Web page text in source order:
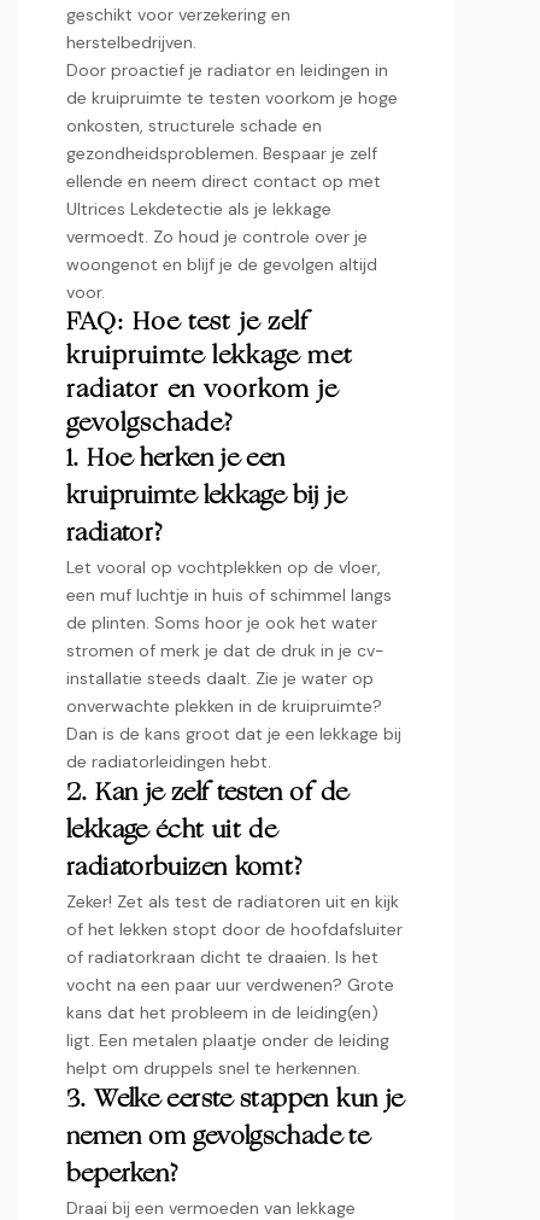
geschikt voor verzekering en
herstelbedrijven.​
Door proactief je radiator en leidingen in
de kruipruimte te testen voorkom je hoge
onkosten, structurele schade en
gezondheidsproblemen.​ Bespaar je zelf
ellende en neem direct contact op met
Ultrices Lekdetectie als je lekkage
vermoedt.​ Zo houd je controle over je
woongenot en blijf je de gevolgen altijd
voor.​
FAQ: Hoe test je zelf
kruipruimte lekkage met
radiator en voorkom je
gevolgschade?
1.​ Hoe herken je een
kruipruimte lekkage bij je
radiator?
Let vooral op vochtplekken op de vloer,
een muf luchtje in huis of schimmel langs
de plinten.​ Soms hoor je ook het water
stromen of merk je dat de druk in je cv-
installatie steeds daalt.​ Zie je water op
onverwachte plekken in de kruipruimte?
Dan is de kans groot dat je een lekkage bij
de radiatorleidingen hebt.​
2.​ Kan je zelf testen of de
lekkage écht uit de
radiatorbuizen komt?
Zeker! Zet als test de radiatoren uit en kijk
of het lekken stopt door de hoofdafsluiter
of radiatorkraan dicht te draaien.​ Is het
vocht na een paar uur verdwenen? Grote
kans dat het probleem in de leiding(en)
ligt.​ Een metalen plaatje onder de leiding
helpt om druppels snel te herkennen.​
3.​ Welke eerste stappen kun je
nemen om gevolgschade te
beperken?
Draai bij een vermoeden van lekkage